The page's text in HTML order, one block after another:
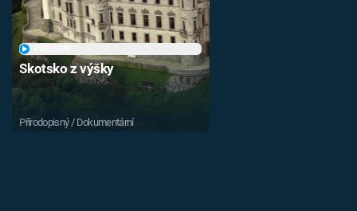
Skotsko z výšky
Přírodopisný / Dokumentární